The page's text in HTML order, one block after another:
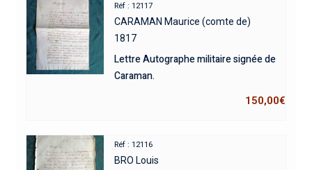
Réf : 12117
CARAMAN Maurice (comte de)
1817
Lettre Autographe militaire signée de
Caraman.
150,00€
Réf : 12116
BRO Louis